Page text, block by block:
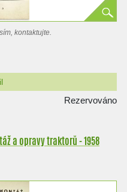
kontaktujte.
Rezervováno
a opravy traktorů - 1958